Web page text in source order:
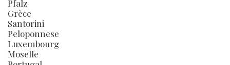
Pfalz
Grèce
Santorini
Peloponnese
Luxembourg
Moselle